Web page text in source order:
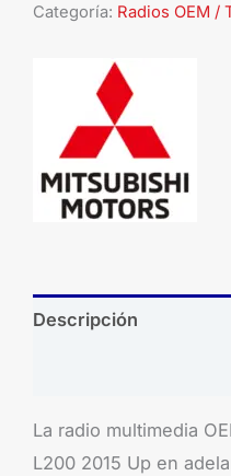
Categoría: Radios OEM /
Descripción
La radio multimedia
L200 2015 Up en